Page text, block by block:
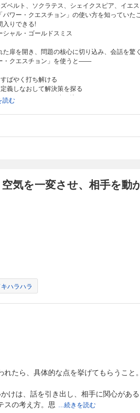
ベルト、ソクラテス、シェイクスピア、イエ
パワー・クエスチョン」の使い方を知っていた
入りできる!
ャル・ゴールドスミス
た扉を開き、問題の核心に切り込み、会話を驚
・クエスチョン」を使うと――
ばやく打ち解ける
義しなおして解決策を探る
アイデアをどんどん売り込む
思決定を促す
力を引き出す
僚、友人に影響力をおよぼす
読む
気を一変させ、相手を動
ハラハラ
たら、具体的な点を挙げてもらうこと
けは、話を引き出し、相手に関心がある
スの考え方。思 ...続きを読む